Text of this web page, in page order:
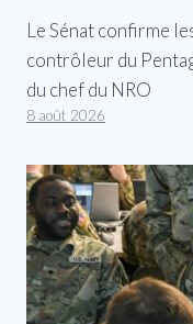
Le Sénat confirme
contrôleur du
du chef du NRO
8 août 2026